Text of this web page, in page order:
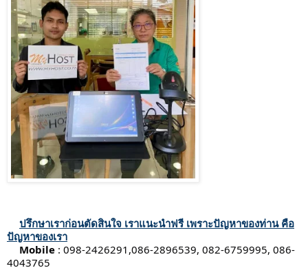
ปรึกษาเราก่อนตัดสินใจ เราแนะนำฟรี เพราะปัญหาของท่าน คือ
ปัญหาของเรา
Mobile : 098-2426291,086-2896539, 082-6759995, 086-
4043765